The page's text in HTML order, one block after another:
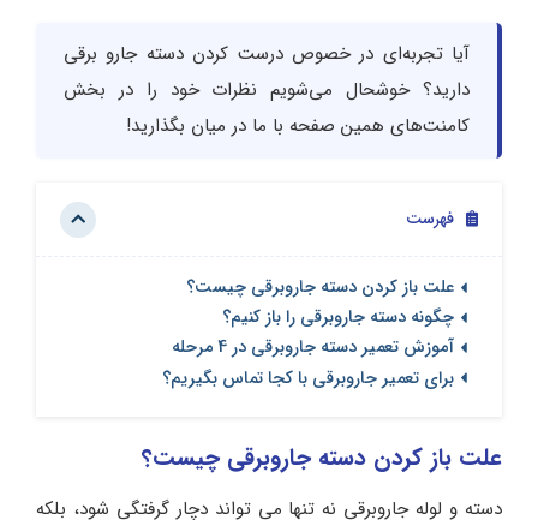
آیا تجربه‌ای در خصوص درست کردن دسته جارو برقی
دارید؟ خوشحال می‌شویم نظرات خود را در بخش
کامنت‌های همین صفحه با ما در میان بگذارید!
فهرست
علت باز کردن دسته جاروبرقی چیست؟
چگونه دسته جاروبرقی را باز کنیم؟
آموزش تعمیر دسته جاروبرقی در 4 مرحله
برای تعمیر جاروبرقی با کجا تماس بگیریم؟
علت باز کردن دسته جاروبرقی چیست؟
دسته و لوله جاروبرقی نه تنها می تواند دچار گرفتگی شود، بلکه